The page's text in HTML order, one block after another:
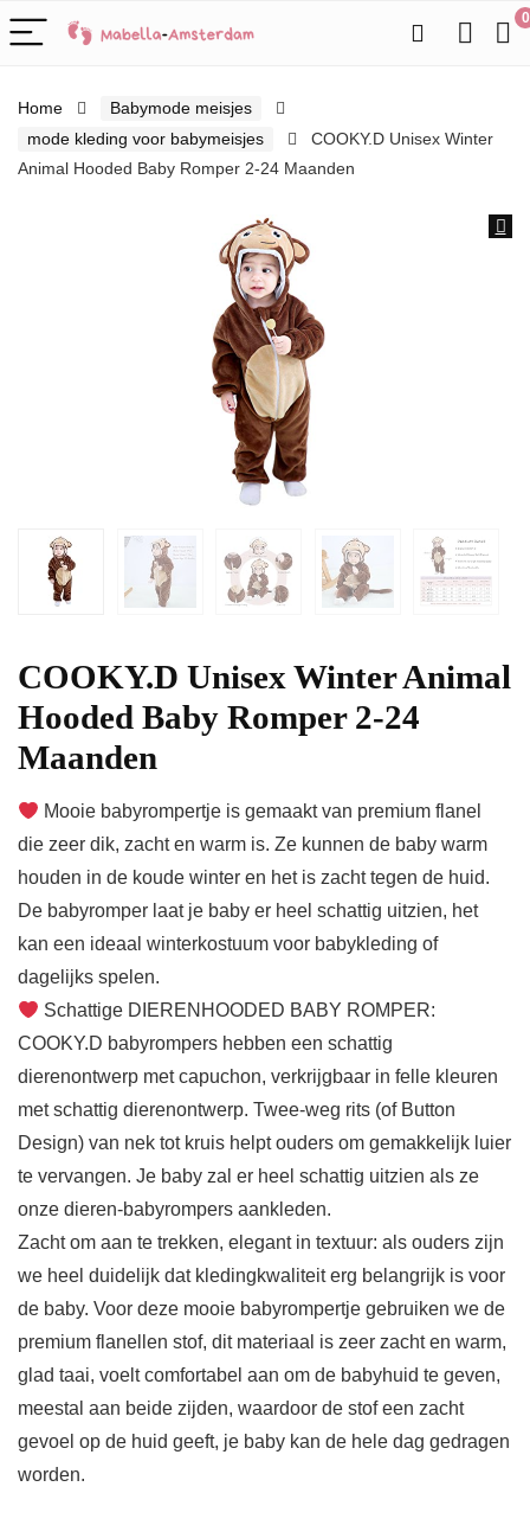
0
Home
Babymode meisjes
mode kleding voor babymeisjes
COOKY.D Unisex Winter
Animal Hooded Baby Romper 2-24 Maanden
COOKY.D Unisex Winter Animal
Hooded Baby Romper 2-24
Maanden
Mooie babyrompertje is gemaakt van premium flanel
die zeer dik, zacht en warm is. Ze kunnen de baby warm
houden in de koude winter en het is zacht tegen de huid.
De babyromper laat je baby er heel schattig uitzien, het
kan een ideaal winterkostuum voor babykleding of
dagelijks spelen.
Schattige DIERENHOODED BABY ROMPER:
COOKY.D babyrompers hebben een schattig
dierenontwerp met capuchon, verkrijgbaar in felle kleuren
met schattig dierenontwerp. Twee-weg rits (of Button
Design) van nek tot kruis helpt ouders om gemakkelijk luier
te vervangen. Je baby zal er heel schattig uitzien als ze
onze dieren-babyrompers aankleden.
Zacht om aan te trekken, elegant in textuur: als ouders zijn
we heel duidelijk dat kledingkwaliteit erg belangrijk is voor
de baby. Voor deze mooie babyrompertje gebruiken we de
premium flanellen stof, dit materiaal is zeer zacht en warm,
glad taai, voelt comfortabel aan om de babyhuid te geven,
meestal aan beide zijden, waardoor de stof een zacht
gevoel op de huid geeft, je baby kan de hele dag gedragen
worden.